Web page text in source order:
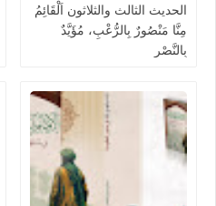
الحديث الثالث والثلاثون اَلْقَائِمُ
مِنَّا مَنْصُورٌ بِالرُّعْبِ، مُؤَيَّدٌ
بِالنَّصْرِ